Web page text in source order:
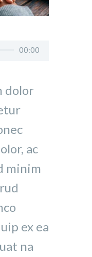
00:00
dolor
ac
minim
ex ea
na